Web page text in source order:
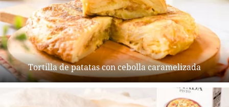
Tortilla de patatas con cebolla caramelizada